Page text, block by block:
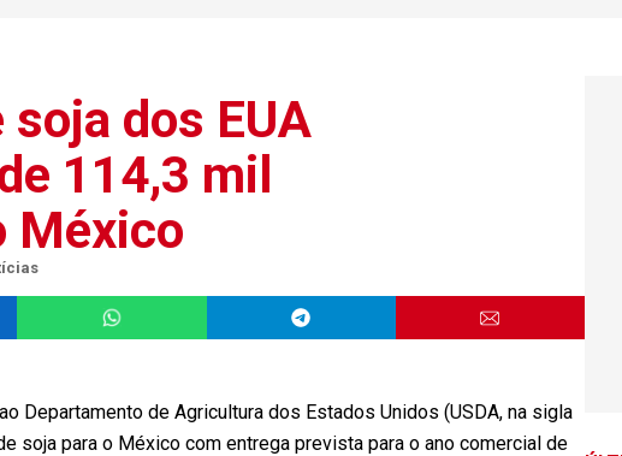
dos EUA
114,3 mil
México
Departamento de Agricultura dos Estados Unidos (USDA, na sigla
soja para o México com entrega prevista para o ano comercial de